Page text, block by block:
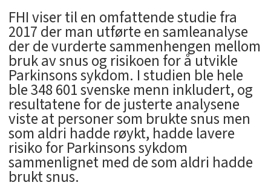
FHI viser til en omfattende studie fra
2017 der man utførte en samleanalyse
der de vurderte sammenhengen mellom
bruk av snus og risikoen for å utvikle
Parkinsons sykdom. I studien ble hele
ble 348 601 svenske menn inkludert, og
resultatene for de justerte analysene
viste at personer som brukte snus men
som aldri hadde røykt, hadde lavere
risiko for Parkinsons sykdom
sammenlignet med de som aldri hadde
brukt snus.